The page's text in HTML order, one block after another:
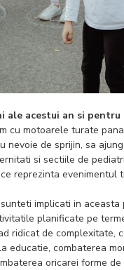
acestui an si pentru
cu motoarele turate
nevoie de sprijin, sa
si sectiile de
reprezinta evenimentul
implicati in aceasta
planificate pe
ridicat de complexitate,
educatie, combaterea
oricarei forme